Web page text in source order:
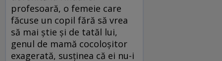
profesoară, o femeie care
făcuse un copil fără să vrea
să mai știe și de tatăl lui,
genul de mamă cocoloșitor
exagerată, susținea că ei nu-i